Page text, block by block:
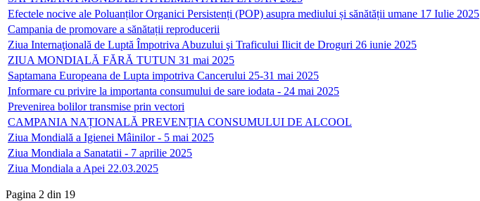
Efectele nocive ale Poluanților Organici Persistenți (POP) asupra mediului și sănătății umane 17 Iulie 2025
Campania de promovare a sănătații reproducerii
Ziua Internaţională de Luptă Împotriva Abuzului şi Traficului Ilicit de Droguri 26 iunie 2025
ZIUA MONDIALĂ FĂRĂ TUTUN 31 mai 2025
Saptamana Europeana de Lupta impotriva Cancerului 25-31 mai 2025
Informare cu privire la importanta consumului de sare iodata - 24 mai 2025
Prevenirea bolilor transmise prin vectori
CAMPANIA NAȚIONALĂ PREVENȚIA CONSUMULUI DE ALCOOL
Ziua Mondială a Igienei Mâinilor - 5 mai 2025
Ziua Mondiala a Sanatatii - 7 aprilie 2025
Ziua Mondiala a Apei 22.03.2025
Pagina 2 din 19